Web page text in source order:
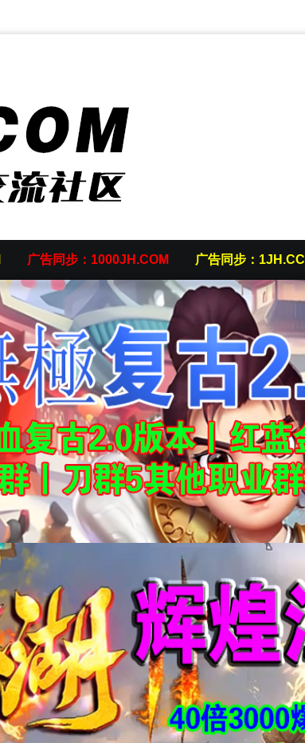
广告同步：1000JH.COM 广告同步：1JH.CC